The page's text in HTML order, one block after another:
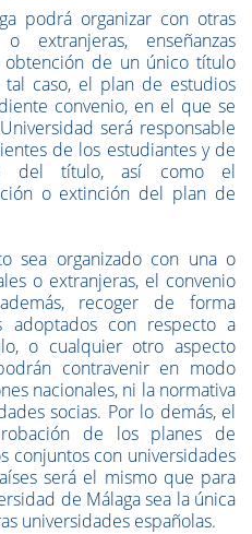
podrá organizar con otras
extranjeras, enseñanzas
obtención de un único título
caso, el plan de estudios
convenio, en el que se
será responsable
de los estudiantes y de
del título, así como el
o extinción del plan de
sea organizado con una o
o extranjeras, el convenio
recoger de forma
adoptados con respecto a
o cualquier otro aspecto
contravenir en modo
nacionales, ni la normativa
socias. Por lo demás, el
de los planes de
conjuntos con universidades
será el mismo que para
de Málaga sea la única
universidades españolas.